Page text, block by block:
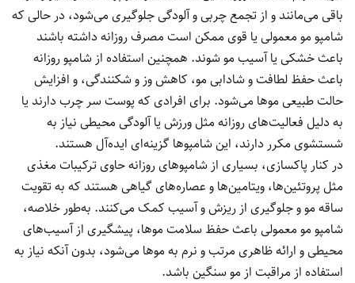
باقی می‌مانند و از تجمع چربی و آلودگی جلوگیری می‌شود، در حالی که
شامپو مو معمولی یا قوی ممکن است مصرف روزانه داشته باشند
باعث خشکی یا آسیب مو شوند. همچنین استفاده از شامپو روزانه
باعث حفظ لطافت و شادابی مو، کاهش وز و شکنندگی، و افزایش
حالت طبیعی موها می‌شود. برای افرادی که پوست سر چرب دارند یا
به دلیل فعالیت‌های روزانه مثل ورزش یا آلودگی محیطی نیاز به
شستشوی مکرر دارند، این شامپوها گزینه‌ای ایده‌آل هستند.
در کنار پاکسازی، بسیاری از شامپوهای روزانه حاوی ترکیبات مغذی
مثل پروتئین‌ها، ویتامین‌ها و عصاره‌های گیاهی هستند که به تقویت
ساقه مو و جلوگیری از ریزش و آسیب کمک می‌کنند. به‌طور خلاصه،
شامپو مو معمولی باعث حفظ سلامت موها، پیشگیری از آسیب‌های
محیطی و ارائه ظاهری مرتب و نرم به موها می‌شود، بدون آنکه نیاز به
استفاده از مراقبت از مو سنگین باشد.